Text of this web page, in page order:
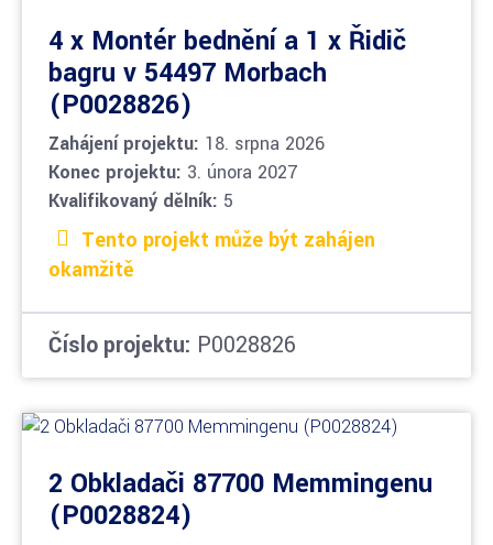
4 x Montér bednění a 1 x Řidič
bagru v 54497 Morbach
(P0028826)
Zahájení projektu: 18. srpna 2026
Konec projektu: 3. února 2027
Kvalifikovaný dělník: 5
Tento projekt může být zahájen
okamžitě
Číslo projektu: P0028826
2 Obkladači 87700 Memmingenu
(P0028824)